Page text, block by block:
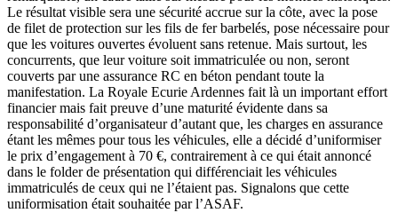
Le résultat visible sera une sécurité accrue sur la côte, avec la pose
de filet de protection sur les fils de fer barbelés, pose nécessaire pour
que les voitures ouvertes évoluent sans retenue. Mais surtout, les
concurrents, que leur voiture soit immatriculée ou non, seront
couverts par une assurance RC en béton pendant toute la
manifestation. La Royale Ecurie Ardennes fait là un important effort
financier mais fait preuve d’une maturité évidente dans sa
responsabilité d’organisateur d’autant que, les charges en assurance
étant les mêmes pour tous les véhicules, elle a décidé d’uniformiser
le prix d’engagement à 70 €, contrairement à ce qui était annoncé
dans le folder de présentation qui différenciait les véhicules
immatriculés de ceux qui ne l’étaient pas. Signalons que cette
uniformisation était souhaitée par l’ASAF.